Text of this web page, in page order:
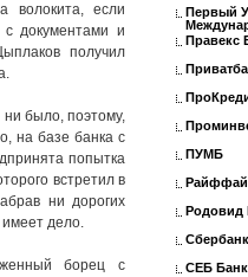
волокита, если
с документами и
получил
ни было, поэтому,
на базе банка с
попытка
встретил в
ни дорогих
имеет дело.
борец с
Первый
Правекс
ПУМБ
Родовид
СЕБ Банк